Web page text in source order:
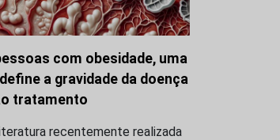
com obesidade, uma
a gravidade da doença
tratamento
recentemente realizada